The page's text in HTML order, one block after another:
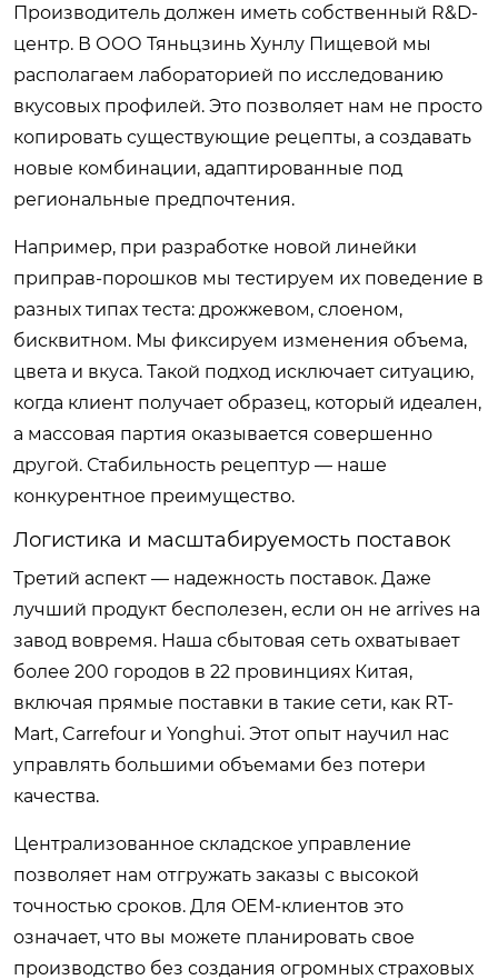
Производитель должен иметь собственный R&D-
центр. В ООО Тяньцзинь Хунлу Пищевой мы
располагаем лабораторией по исследованию
вкусовых профилей. Это позволяет нам не просто
копировать существующие рецепты, а создавать
новые комбинации, адаптированные под
региональные предпочтения.
Например, при разработке новой линейки
приправ-порошков мы тестируем их поведение в
разных типах теста: дрожжевом, слоеном,
бисквитном. Мы фиксируем изменения объема,
цвета и вкуса. Такой подход исключает ситуацию,
когда клиент получает образец, который идеален,
а массовая партия оказывается совершенно
другой. Стабильность рецептур — наше
конкурентное преимущество.
Логистика и масштабируемость поставок
Третий аспект — надежность поставок. Даже
лучший продукт бесполезен, если он не arrives на
завод вовремя. Наша сбытовая сеть охватывает
более 200 городов в 22 провинциях Китая,
включая прямые поставки в такие сети, как RT-
Mart, Carrefour и Yonghui. Этот опыт научил нас
управлять большими объемами без потери
качества.
Централизованное складское управление
позволяет нам отгружать заказы с высокой
точностью сроков. Для OEM-клиентов это
означает, что вы можете планировать свое
производство без создания огромных страховых